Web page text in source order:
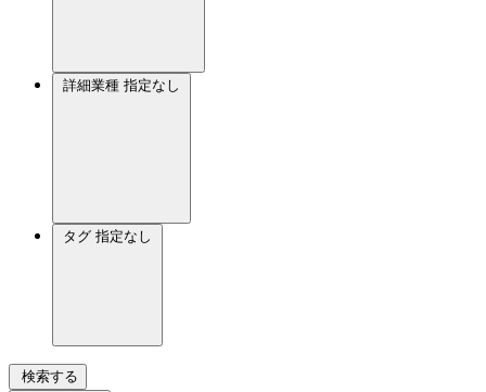
詳細業種 指定なし
タグ 指定なし
検索する